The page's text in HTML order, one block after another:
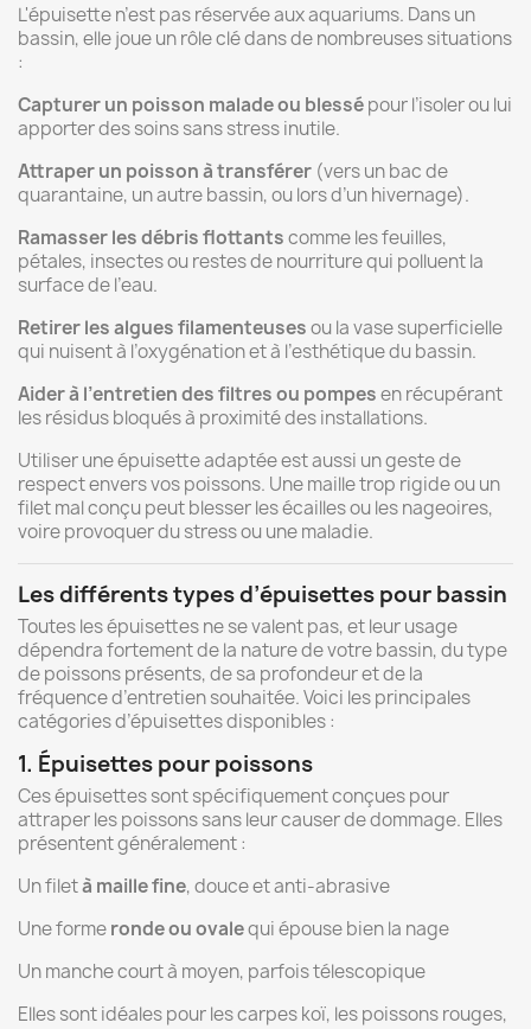
L'épuisetten’estpasréservéeauxaquariums. Dansun
bassin,ellejoueunrôleclédansdenombreusessituations
:
Capturerun poisson maladeou blessépourl’isoleroului
apporterdessoinssansstressinutile.
Attraperun poissonàtransférer (versunbacde
quarantaine, unautrebassin,oulorsd’unhivernage).
Ramasserlesdébrisflottantscommelesfeuilles,
pétales, insectesourestesdenourriturequi polluentla
surfacedel’eau.
Retirerlesalguesfilamenteusesoulavasesuperficielle
qui nuisentà l’oxygénationetà l’esthétiquedubassin.
Aiderà l’entretiendesfiltresou pompesenrécupérant
lesrésidusbloquésà proximitédesinstallations.
Utiliseruneépuisetteadaptéeestaussi ungestede
respectenversvospoissons. Unemailletrop rigideouun
filetmalconçupeutblesserlesécaillesoulesnageoires,
voireprovoquerdustressouunemaladie.
Lesdifférentstypesd’épuisettes pour bassin
Touteslesépuisettesnesevalentpas,etleurusage
dépendrafortementdela naturedevotrebassin,dutype
depoissonsprésents,desa profondeuretdela
fréquenced’entretiensouhaitée.Voici lesprincipales
catégoriesd’épuisettesdisponibles :
1. Épuisettes pour poissons
Cesépuisettessontspécifiquementconçuespour
attraperlespoissonssansleurcauserdedommage. Elles
présententgénéralement :
Unfiletà maillefine,douceetanti-abrasive
Uneformerondeouovalequiépousebienla nage
Unmanchecourtà moyen, parfoistélescopique
Ellessontidéalespourlescarpeskoï, lespoissonsrouges,